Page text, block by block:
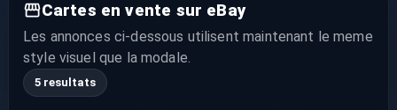
Cartes en vente sur eBay
Les annonces ci-dessous utilisent maintenant le meme
style visuel que la modale.
5 resultats